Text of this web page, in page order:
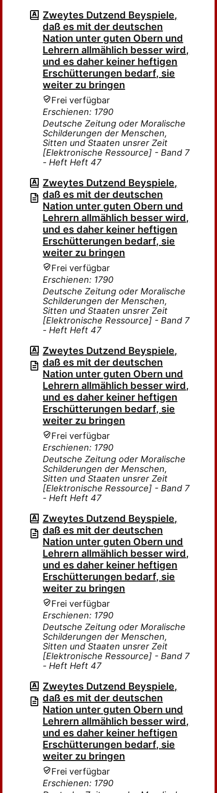
Zweytes Dutzend Beyspiele,
daß es mit der deutschen
Nation unter guten Obern und
Lehrern allmählich besser wird,
und es daher keiner heftigen
Erschütterungen bedarf, sie
weiter zu bringen
Frei verfügbar
Erschienen: 1790
Deutsche Zeitung oder Moralische
Schilderungen der Menschen,
Sitten und Staaten unsrer Zeit
[Elektronische Ressource] - Band 7
- Heft Heft 47
Zweytes Dutzend Beyspiele,
daß es mit der deutschen
Nation unter guten Obern und
Lehrern allmählich besser wird,
und es daher keiner heftigen
Erschütterungen bedarf, sie
weiter zu bringen
Frei verfügbar
Erschienen: 1790
Deutsche Zeitung oder Moralische
Schilderungen der Menschen,
Sitten und Staaten unsrer Zeit
[Elektronische Ressource] - Band 7
- Heft Heft 47
Zweytes Dutzend Beyspiele,
daß es mit der deutschen
Nation unter guten Obern und
Lehrern allmählich besser wird,
und es daher keiner heftigen
Erschütterungen bedarf, sie
weiter zu bringen
Frei verfügbar
Erschienen: 1790
Deutsche Zeitung oder Moralische
Schilderungen der Menschen,
Sitten und Staaten unsrer Zeit
[Elektronische Ressource] - Band 7
- Heft Heft 47
Zweytes Dutzend Beyspiele,
daß es mit der deutschen
Nation unter guten Obern und
Lehrern allmählich besser wird,
und es daher keiner heftigen
Erschütterungen bedarf, sie
weiter zu bringen
Frei verfügbar
Erschienen: 1790
Deutsche Zeitung oder Moralische
Schilderungen der Menschen,
Sitten und Staaten unsrer Zeit
[Elektronische Ressource] - Band 7
- Heft Heft 47
Zweytes Dutzend Beyspiele,
daß es mit der deutschen
Nation unter guten Obern und
Lehrern allmählich besser wird,
und es daher keiner heftigen
Erschütterungen bedarf, sie
weiter zu bringen
Frei verfügbar
Erschienen: 1790